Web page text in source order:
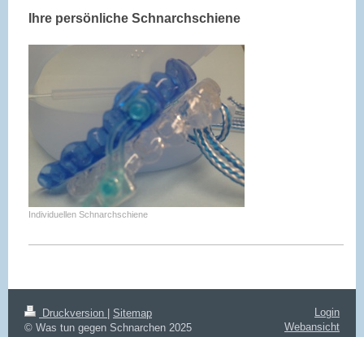
Ihre persönliche Schnarchschiene
Individuellen Schnarchschiene
Druckversion
Sitemap
© Was tun gegen Schnarchen 2025
Login
Webansicht